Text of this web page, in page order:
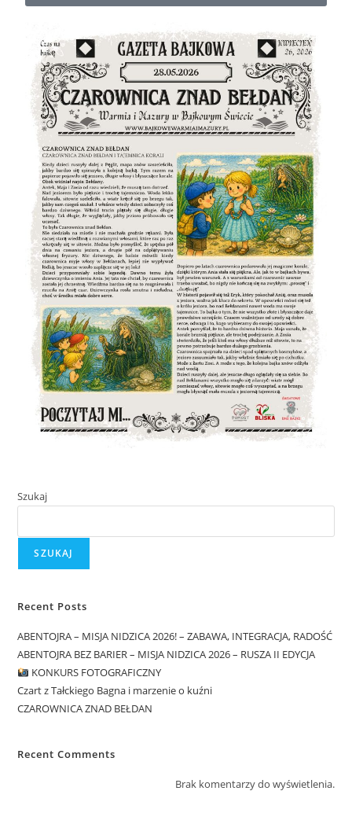
Szukaj
SZUKAJ
Recent Posts
ABENTOJRA – MISJA NIDZICA 2026! – ZABAWA, INTEGRACJA, RADOŚĆ
ABENTOJRA BEZ BARIER – MISJA NIDZICA 2026 – RUSZA II EDYCJA
KONKURS FOTOGRAFICZNY
Czart z Tałckiego Bagna i marzenie o kuźni
CZAROWNICA ZNAD BEŁDAN
Recent Comments
Brak komentarzy do wyświetlenia.